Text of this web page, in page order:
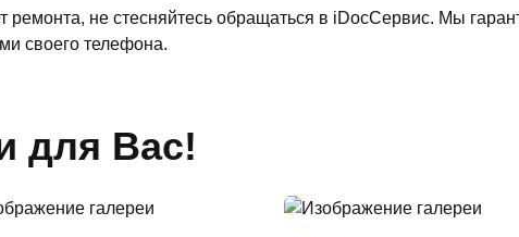
ремонта, не стесняйтесь обращаться в iDocСервис. Мы
своего телефона.
для Вас!